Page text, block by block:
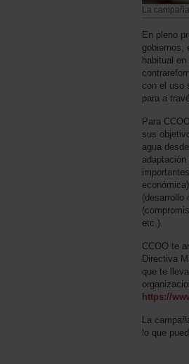
La
En pleno
gobiernos,
habitual en
con el uso
para a
Para
sus
agua
(desarrollo
etc.).
CCOO te
Directiva
que te
https://
La
lo que